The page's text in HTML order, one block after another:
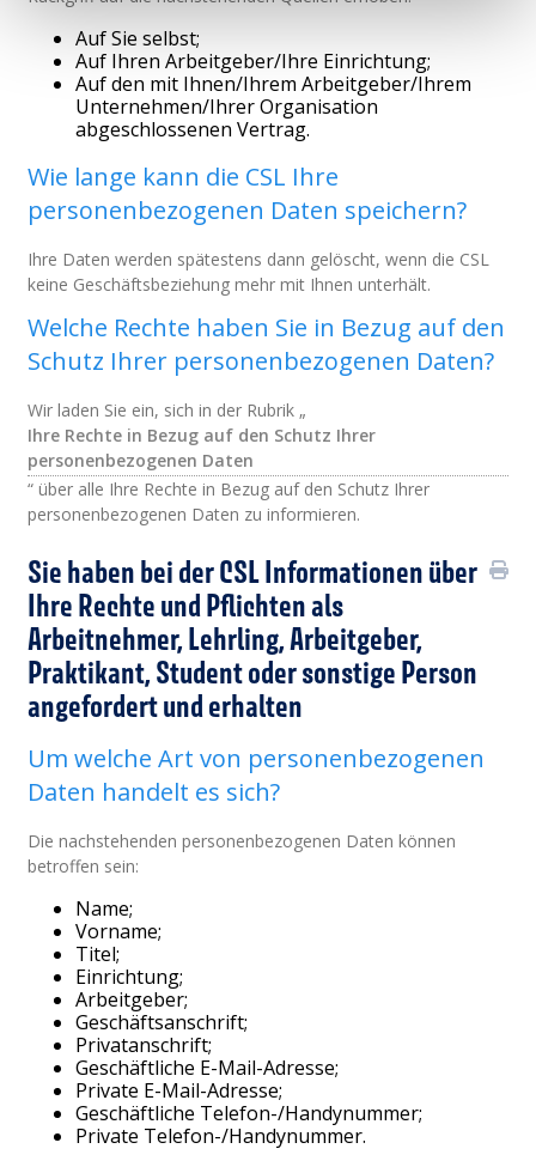
Auf Sie selbst;
Auf Ihren Arbeitgeber/Ihre Einrichtung;
Auf den mit Ihnen/Ihrem Arbeitgeber/Ihrem
Unternehmen/Ihrer Organisation
abgeschlossenen Vertrag.
Wie lange kann die CSL Ihre
personenbezogenen Daten speichern?
Ihre Daten werden spätestens dann gelöscht, wenn die CSL
keine Geschäftsbeziehung mehr mit Ihnen unterhält.
Welche Rechte haben Sie in Bezug auf den
Schutz Ihrer personenbezogenen Daten?
Wir laden Sie ein, sich in der Rubrik „
Ihre Rechte in Bezug auf den Schutz Ihrer
personenbezogenen Daten
“ über alle Ihre Rechte in Bezug auf den Schutz Ihrer
personenbezogenen Daten zu informieren.
Sie haben bei der CSL Informationen über
Ihre Rechte und Pflichten als
Arbeitnehmer, Lehrling, Arbeitgeber,
Praktikant, Student oder sonstige Person
angefordert und erhalten
Um welche Art von personenbezogenen
Daten handelt es sich?
Die nachstehenden personenbezogenen Daten können
betroffen sein:
Name;
Vorname;
Titel;
Einrichtung;
Arbeitgeber;
Geschäftsanschrift;
Privatanschrift;
Geschäftliche E-Mail-Adresse;
Private E-Mail-Adresse;
Geschäftliche Telefon-/Handynummer;
Private Telefon-/Handynummer.